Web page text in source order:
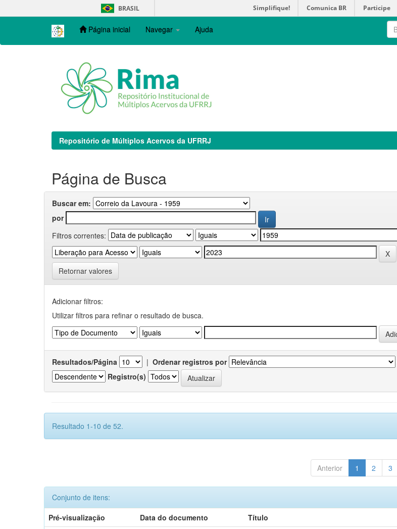
navigation
BRASIL Simplifique! Comunica BR Participe
Página inicial Navegar Ajuda
Repositório de Múltiplos Acervos da UFRRJ
Página de Busca
Buscar em:
por
Filtros correntes:
Retornar valores
Adicionar filtros:
Utilizar filtros para refinar o resultado de busca.
Resultados/Página | Ordenar registros por
Registro(s)
Resultado 1-10 de 52.
Anterior 1 2 3
Conjunto de itens:
Pré-visualização
Data do documento Título